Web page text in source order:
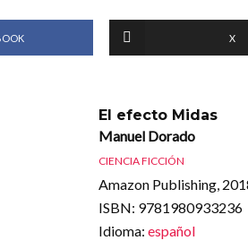
X
El efecto Midas
Manuel Dorado
CIENCIA FICCIÓN
Amazon Publishing,
ISBN: 9781980933236
Idioma: español